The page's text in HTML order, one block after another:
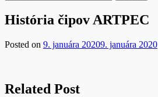
História čipov ARTPEC
Posted on 9. januára 20209. januára 2020
Related Post